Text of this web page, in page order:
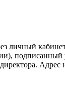
личный
подписанный
Адрес